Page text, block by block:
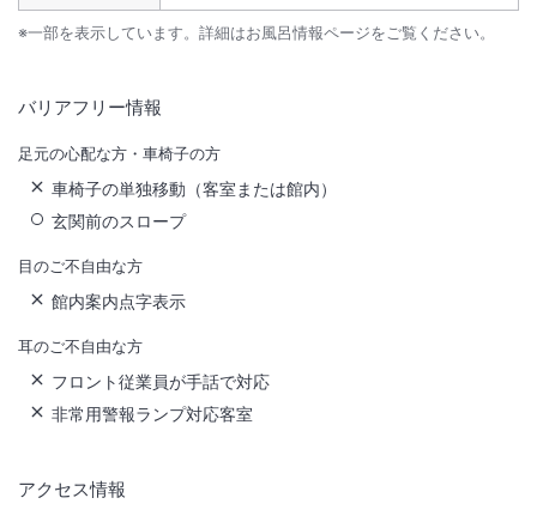
※一部を表示しています。詳細はお風呂情報ページをご覧ください。
バリアフリー情報
足元の心配な方・車椅子の方
車椅子の単独移動（客室または館内）
玄関前のスロープ
目のご不自由な方
館内案内点字表示
耳のご不自由な方
フロント従業員が手話で対応
非常用警報ランプ対応客室
アクセス情報